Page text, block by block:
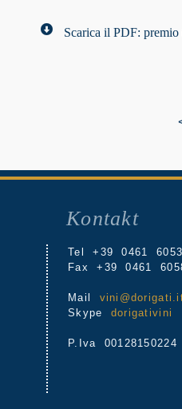
Scarica il PDF:
Kontakt
Tel +39 0461
Fax +39 0461
Mail
Skype dorigativini
P.Iva 00128150224